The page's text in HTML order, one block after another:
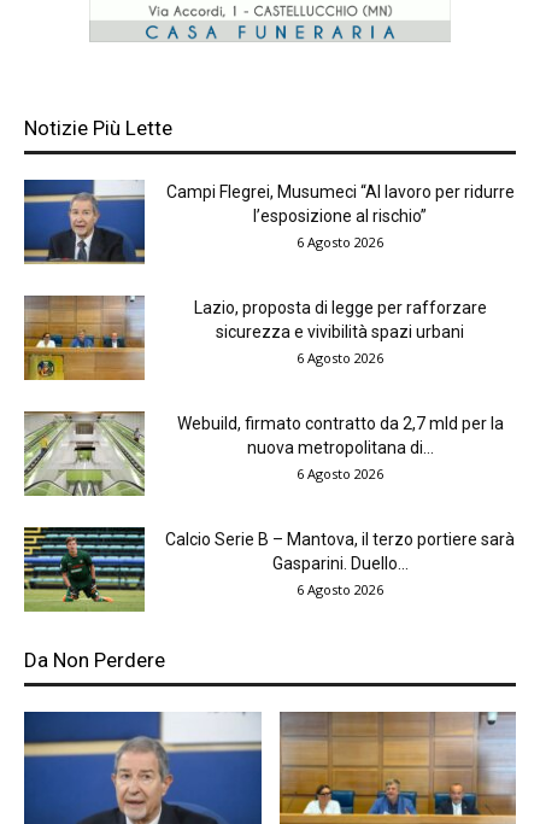
Notizie Più Lette
Campi Flegrei, Musumeci “Al lavoro per ridurre
l’esposizione al rischio”
6 Agosto 2026
Lazio, proposta di legge per rafforzare
sicurezza e vivibilità spazi urbani
6 Agosto 2026
Webuild, firmato contratto da 2,7 mld per la
nuova metropolitana di...
6 Agosto 2026
Calcio Serie B – Mantova, il terzo portiere sarà
Gasparini. Duello...
6 Agosto 2026
Da Non Perdere